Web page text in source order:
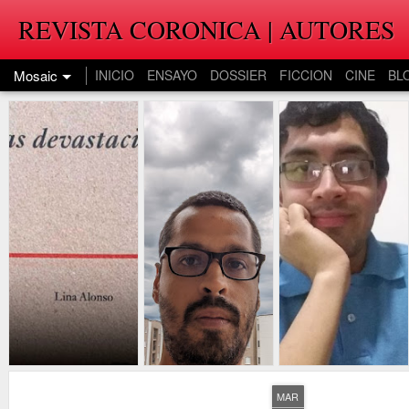
REVISTA CORONICA | AUTORES
Mosaic INICIO ENSAYO DOSSIER FICCION CINE
MAR